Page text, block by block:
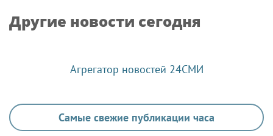
Другие новости сегодня
Агрегатор новостей 24СМИ
Самые свежие публикации часа